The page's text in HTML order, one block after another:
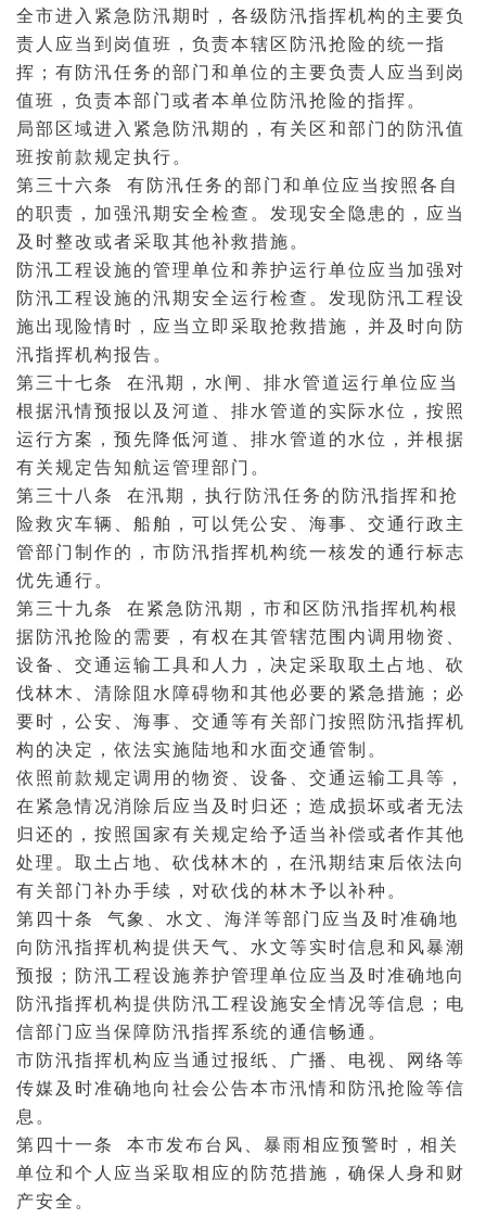
全市进入紧急防汛期时，各级防汛指挥机构的主要负
责人应当到岗值班，负责本辖区防汛抢险的统一指
挥；有防汛任务的部门和单位的主要负责人应当到岗
值班，负责本部门或者本单位防汛抢险的指挥。
局部区域进入紧急防汛期的，有关区和部门的防汛值
班按前款规定执行。
第三十六条 有防汛任务的部门和单位应当按照各自
的职责，加强汛期安全检查。发现安全隐患的，应当
及时整改或者采取其他补救措施。
防汛工程设施的管理单位和养护运行单位应当加强对
防汛工程设施的汛期安全运行检查。发现防汛工程设
施出现险情时，应当立即采取抢救措施，并及时向防
汛指挥机构报告。
第三十七条 在汛期，水闸、排水管道运行单位应当
根据汛情预报以及河道、排水管道的实际水位，按照
运行方案，预先降低河道、排水管道的水位，并根据
有关规定告知航运管理部门。
第三十八条 在汛期，执行防汛任务的防汛指挥和抢
险救灾车辆、船舶，可以凭公安、海事、交通行政主
管部门制作的，市防汛指挥机构统一核发的通行标志
优先通行。
第三十九条 在紧急防汛期，市和区防汛指挥机构根
据防汛抢险的需要，有权在其管辖范围内调用物资、
设备、交通运输工具和人力，决定采取取土占地、砍
伐林木、清除阻水障碍物和其他必要的紧急措施；必
要时，公安、海事、交通等有关部门按照防汛指挥机
构的决定，依法实施陆地和水面交通管制 。
依照前款规定调用的物资、设备、交通运输工具等，
在紧急情况消除后应当及时归还；造成损坏或者无法
归还的，按照国家有关规定给予适当补偿或者作其他
处理。取土占地、砍伐林木的，在汛期结束后依法向
有关部门补办手续，对砍伐的林木予以补种。
第四十条气象
、水文、海洋等部门应当及时准确地
向防汛指挥机构提供天气、水文等实时信息和风暴潮
预报；防汛工程设施养护管理单位应当及时准确地向
防汛指挥机构提供防汛工程设施安全情况等信息；电
信部门应当保障防汛指挥系统的通信畅通。
市防汛指挥机构应当通过报纸、广播、电视、网络等
传媒及时准确地向社会公告本市汛情和防汛抢险等信
息。
第四十一条 本市发布台风、暴雨相应预警时，相关
单位和个人应当采取相应的防范措施，确保人身和财
产安全。